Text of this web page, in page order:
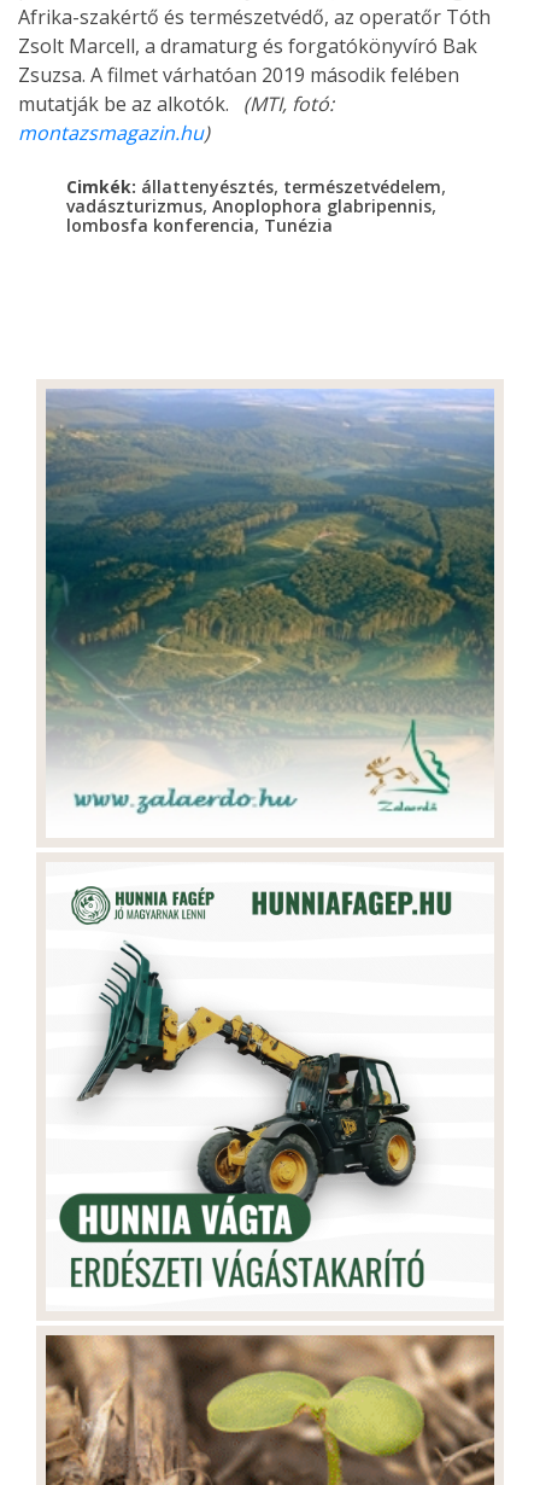
Afrika-szakértő és természetvédő, az operatőr Tóth
Zsolt Marcell, a dramaturg és forgatókönyvíró Bak
Zsuzsa. A filmet várhatóan 2019 második felében
mutatják be az alkotók. (MTI, fotó:
montazsmagazin.hu)
Cimkék: állattenyésztés, természetvédelem,
vadászturizmus,Anoplophora glabripennis,
lombosfa konferencia, Tunézia